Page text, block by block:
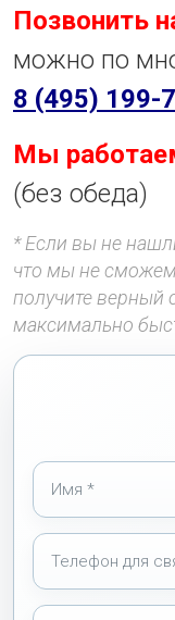
Позвонить
можно по
8 (495) 199-
Мы
(без обеда)
* Если вы не
что мы не
получите верный
максимально